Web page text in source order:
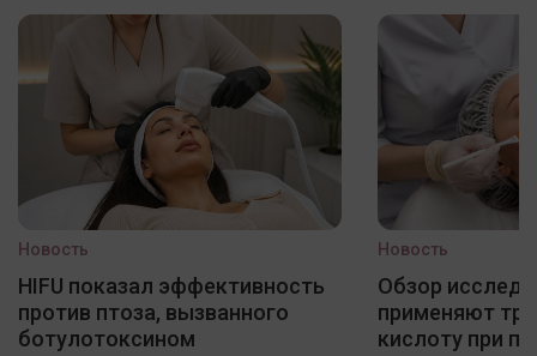
Новость
HIFU показал эффективность
против птоза, вызванного
ботулотоксином
Новость
Обзор
применяют
кислоту при